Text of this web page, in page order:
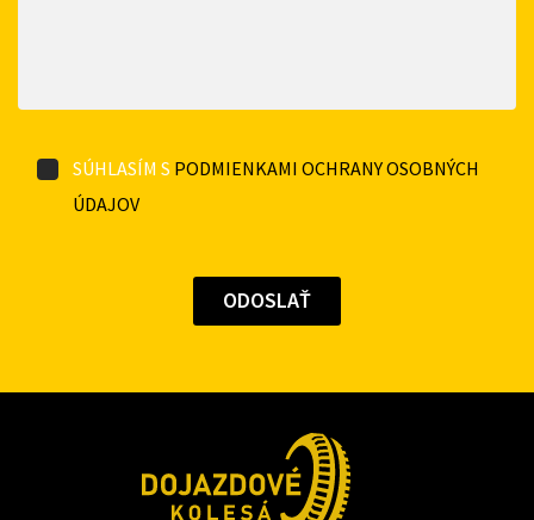
SÚHLASÍM S PODMIENKAMI OCHRANY OSOBNÝCH
ÚDAJOV